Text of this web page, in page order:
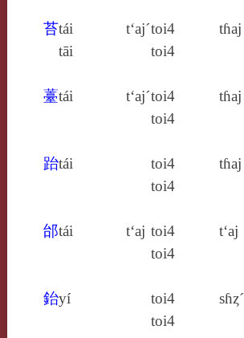
苔tái
tāi
t‘aj´toi4
toi4
tɦaj
薹tái t‘aj´toi4
toi4
tɦaj
跆tái
toi4
toi4
tɦaj
邰tái t‘aj toi4
toi4
t‘aj
鈶yí
toi4
toi4
sɦȥ´